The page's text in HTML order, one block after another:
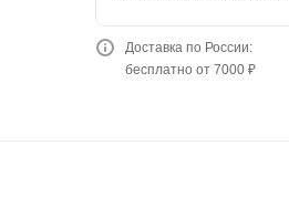
Доставка по России:
бесплатно от 7000 ₽